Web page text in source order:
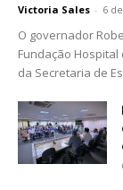
Victoria Sales - 6
O governador
Fundação Hospital
da Secretaria de